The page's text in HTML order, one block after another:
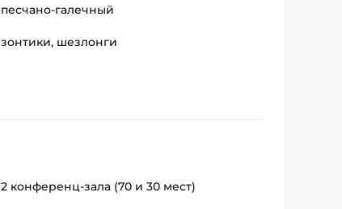
песчано-галечный
зонтики, шезлонги
2 конференц-зала (70 и 30 мест)